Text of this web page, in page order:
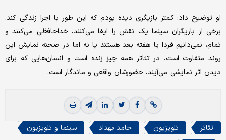
او توضیح داد: کمتر بازیگری دیده بودم که این ‌طور با اجرا زندگی کند.
برخی از بازیگران سینما یک نقش را ایفا می‌کنند، خداحافظی می‌کنند و
تمام، نمی‌دانیم فردا یا هفته بعد هستند یا نه اما در صحنه نمایش این
روند متفاوت است، در تئاتر همه چیز زنده است و انسان‌هایی که برای
دیدن اثر نمایشی می‌آیند، حضورشان واقعی و ماندگار است.
تئاتر تلویزیون حامد بهداد
سینما و تلویزیون